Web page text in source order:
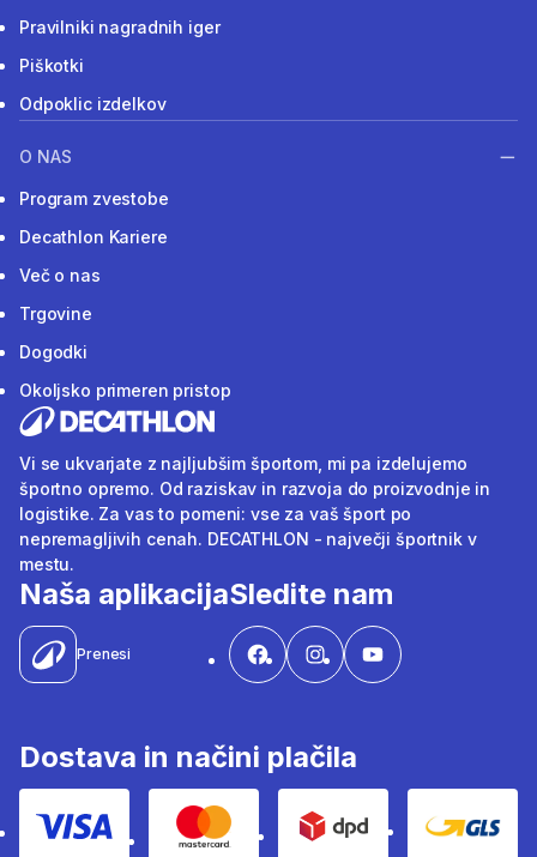
Pravilniki nagradnih iger
Piškotki
Odpoklic izdelkov
O NAS
Program zvestobe
Decathlon Kariere
Več o nas
Trgovine
Dogodki
Okoljsko primeren pristop
Vi se ukvarjate z najljubšim športom, mi pa izdelujemo
športno opremo. Od raziskav in razvoja do proizvodnje in
logistike. Za vas to pomeni: vse za vaš šport po
nepremagljivih cenah. DECATHLON - največji športnik v
mestu.
Naša aplikacija
Prenesi
Sledite nam
Dostava in načini plačila
Visa Mastercard Dpd Gls